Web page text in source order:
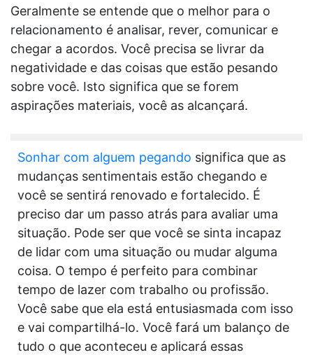
Geralmente se entende que o melhor para o
relacionamento é analisar, rever, comunicar e
chegar a acordos. Você precisa se livrar da
negatividade e das coisas que estão pesando
sobre você. Isto significa que se forem
aspirações materiais, você as alcançará.
Sonhar com alguem pegando significa que as
mudanças sentimentais estão chegando e
você se sentirá renovado e fortalecido. É
preciso dar um passo atrás para avaliar uma
situação. Pode ser que você se sinta incapaz
de lidar com uma situação ou mudar alguma
coisa. O tempo é perfeito para combinar
tempo de lazer com trabalho ou profissão.
Você sabe que ela está entusiasmada com isso
e vai compartilhá-lo. Você fará um balanço de
tudo o que aconteceu e aplicará essas